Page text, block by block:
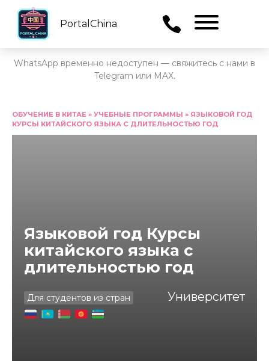
PortalChina
WhatsApp временно недоступен — свяжитесь с нами в
Telegram или MAX.
содержанию
ОБУЧЕНИЕ В КИТАЕ » УЧЕБНЫЕ ПРОГРАММЫ » ЯЗЫКОВОЙ ГОД
КУРСЫ КИТАЙСКОГО ЯЗЫКА С ДЛИТЕЛЬНОСТЬЮ ГОД
Языковой год Курсы
китайского языка с
длительностью год
Для студентов из стран Университет